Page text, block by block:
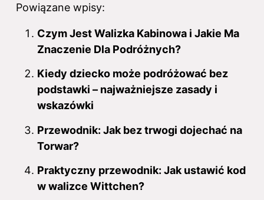
Powiązane wpisy:
Czym Jest Walizka Kabinowa i Jakie Ma
Znaczenie Dla Podróżnych?
Kiedy dziecko może podróżować bez
podstawki – najważniejsze zasady i
wskazówki
Przewodnik: Jak bez trwogi dojechać na
Torwar?
Praktyczny przewodnik: Jak ustawić kod
w walizce Wittchen?